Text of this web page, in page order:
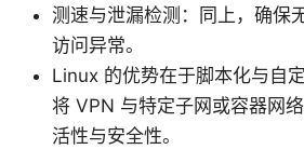
测速与泄漏检测：同上，确保
访问异常。
Linux 的优势在于脚本化与自
将 VPN 与特定子网或容器网
活性与安全性。